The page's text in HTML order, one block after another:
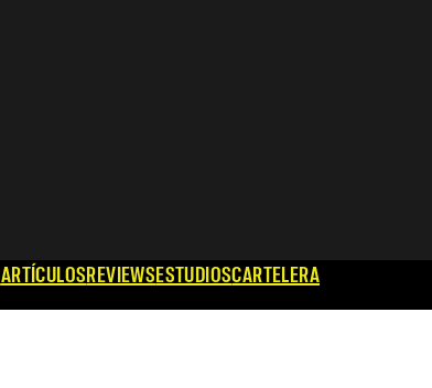
ARTÍCULOSREVIEWSESTUDIOSCARTELERA